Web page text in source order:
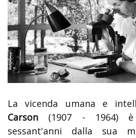
La vicenda umana e
Carson (1907 - 1964) è
sessant'anni dalla sua